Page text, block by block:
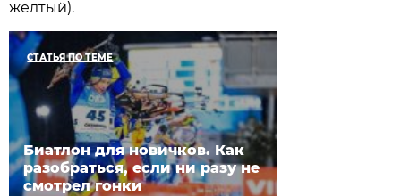
желтый).
СТАТЬЯ ПО ТЕМЕ
Биатлон для новичков. Как
разобраться, если ни разу не
смотрел гонки